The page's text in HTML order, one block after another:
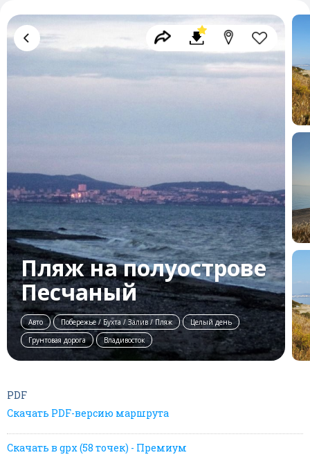
Пляж на полуострове
Песчаный
Авто Побережье / Бухта / Залив / Пляж
Целый день
Грунтовая дорога
Владивосток
PDF
Скачать PDF-версию маршрута
Скачать в gpx (58 точек) - Премиум